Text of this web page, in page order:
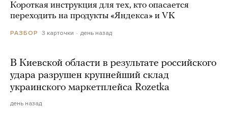
Короткая инструкция для тех, кто опасается
переходить на продукты «Яндекса» и VK
РАЗБОР 3 карточки день назад
В Киевской области в результате российского
удара разрушен крупнейший склад
украинского маркетплейса Rozetka
день назад